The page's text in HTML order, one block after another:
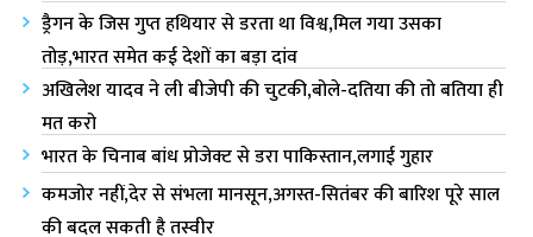
ड्रैगन के जिस गुप्त हथियार से डरता था विश्व,मिल गया उसका
तोड़,भारत समेत कई देशों का बड़ा दांव
अखिलेश यादव ने ली बीजेपी की चुटकी,बोले-दतिया की तो बतिया ही
मत करो
भारत के चिनाब बांध प्रोजेक्ट से डरा पाकिस्तान,लगाई गुहार
कमजोर नहीं,देर से संभला मानसून,अगस्त-सितंबर की बारिश पूरे साल
की बदल सकती है तस्वीर